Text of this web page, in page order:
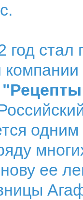
год стал
компании
ее